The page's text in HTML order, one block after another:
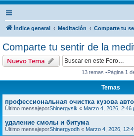
Índice general Meditación Comparte tu
Comparte tu sentir de la
Nuevo Tema
13 temas •Página 1
Temas
профессиональная очистка кузова
Último mensajeporShinergysik « Marzo 4, 2026, 2:46
удаление смолы и битума
Último mensajeporShinergyodh « Marzo 4, 2026,